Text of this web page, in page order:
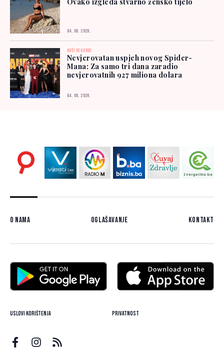
04. 08. 2026.
RUŠI REKORDE
Nevjerovatan uspjeh novog Spider-
Mana: Za samo tri dana zaradio
nevjerovatnih 927 miliona dolara
04. 08. 2026.
O nama Oglašavanje Kontakt
Uslovi korištenja Privatnost